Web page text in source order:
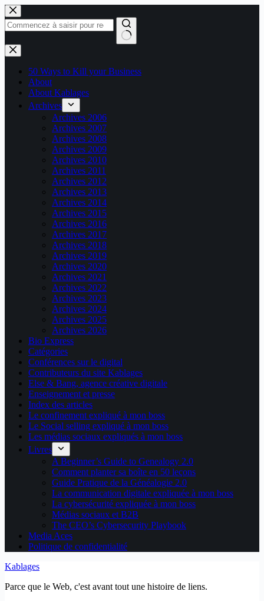
Passer
au
contenu
Aucun
résultat
50 Ways to Kill your Business
About
About Kablages
Archives
Archives 2006
Archives 2007
Archives 2008
Archives 2009
Archives 2010
Archives 2011
Archives 2012
Archives 2013
Archives 2014
Archives 2015
Archives 2016
Archives 2017
Archives 2018
Archives 2019
Archives 2020
Archives 2021
Archives 2022
Archives 2023
Archives 2024
Archives 2025
Archives 2026
Bio Express
Catégories
Conférences sur le digital
Contributeurs du site Kablages
Else & Bang, agence créative digitale
Enseignement et presse
Index des articles
Le confinement expliqué à mon boss
Le Social selling expliqué à mon boss
Les médias sociaux expliqués à mon boss
Livres
A Beginner’s Guide to Genealogy 2.0
Comment planter sa boîte en 50 leçons
Guide Pratique de la Généalogie 2.0
La communication digitale expliquée à mon boss
La cybersécurité expliquée à mon boss
Médias sociaux et B2B
The CEO’s Cybersecurity Playbook
Media Aces
Politique de confidentialité
Kablages
Parce que le Web, c'est avant tout une histoire de liens.